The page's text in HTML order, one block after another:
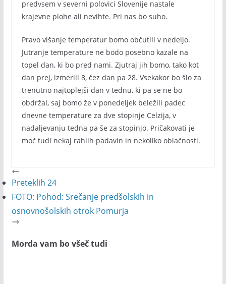
predvsem v severni polovici Slovenije nastale
krajevne plohe ali nevihte. Pri nas bo suho.
Pravo višanje temperatur bomo občutili v nedeljo.
Jutranje temperature ne bodo posebno kazale na
topel dan, ki bo pred nami. Zjutraj jih bomo, tako kot
dan prej, izmerili 8, čez dan pa 28. Vsekakor bo šlo za
trenutno najtoplejši dan v tednu, ki pa se ne bo
obdržal, saj bomo že v ponedeljek beležili padec
dnevne temperature za dve stopinje Celzija, v
nadaljevanju tedna pa še za stopinjo. Pričakovati je
moč tudi nekaj rahlih padavin in nekoliko oblačnosti.
Preteklih 24
FOTO: Pohod: Srečanje predšolskih in
osnovnošolskih otrok Pomurja
Morda vam bo všeč tudi